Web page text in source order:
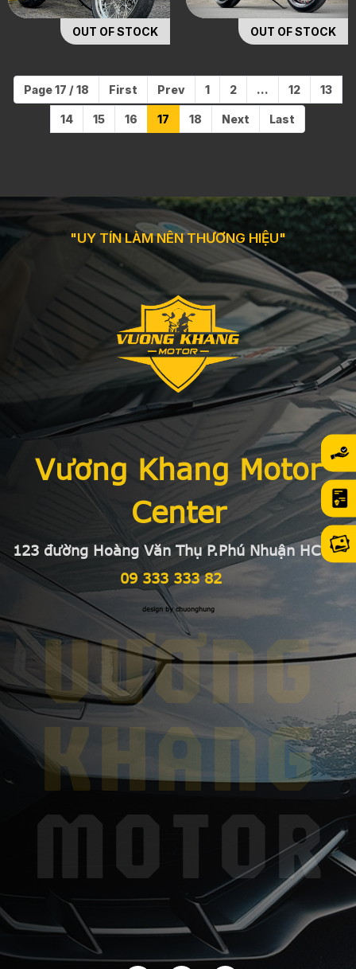
OUT OF STOCK OUT OF STOCK
Page 17 / 18 First Prev 1 2 ... 12 13
14 15 16 17 18 Next Last
"UY TÍN LÀM NÊN THƯƠNG HIỆU"
Vương Khang Motor
Center
123 đường Hoàng Văn Thụ P.Phú Nhuận HCMC
09 333 333 82
design by chuonghung
VƯƠNG
KHANG
MOTOR